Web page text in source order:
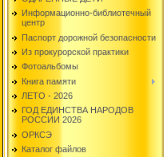
Информационно-библиотечный
центр
Паспорт дорожной безопасности
Из прокурорской практики
Фотоальбомы
Книга памяти
ЛЕТО - 2026
ГОД ЕДИНСТВА НАРОДОВ
РОССИИ 2026
ОРКСЭ
Каталог файлов